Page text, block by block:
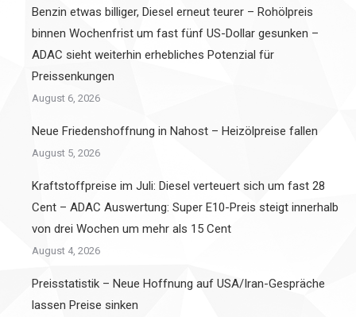
Benzin etwas billiger, Diesel erneut teurer – Rohölpreis
binnen Wochenfrist um fast fünf US-Dollar gesunken –
ADAC sieht weiterhin erhebliches Potenzial für
Preissenkungen
August 6, 2026
Neue Friedenshoffnung in Nahost – Heizölpreise fallen
August 5, 2026
Kraftstoffpreise im Juli: Diesel verteuert sich um fast 28
Cent – ADAC Auswertung: Super E10-Preis steigt innerhalb
von drei Wochen um mehr als 15 Cent
August 4, 2026
Preisstatistik – Neue Hoffnung auf USA/Iran-Gespräche
lassen Preise sinken